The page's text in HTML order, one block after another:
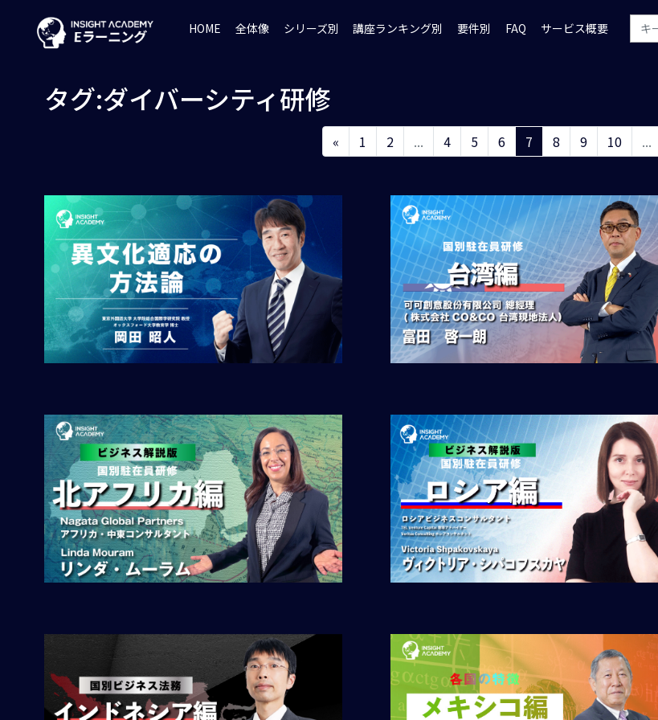
HOME 全体像 シリーズ別 講座ランキング別 要件別 FAQ サービス概要
タグ:ダイバーシティ研修
« 1 2 ... 4 5 6 7 8 9 10 ...